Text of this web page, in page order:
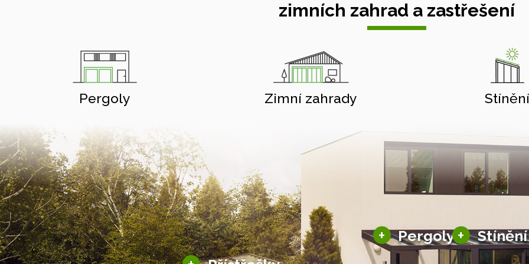
zimních zahrad a zastřešení
Pergoly Zimní zahrady Stínění
+ Pergoly
Bioklimatické pergoly
Typizované pergoly
+ Stínění
Stínění
Hliníkové přístřešky